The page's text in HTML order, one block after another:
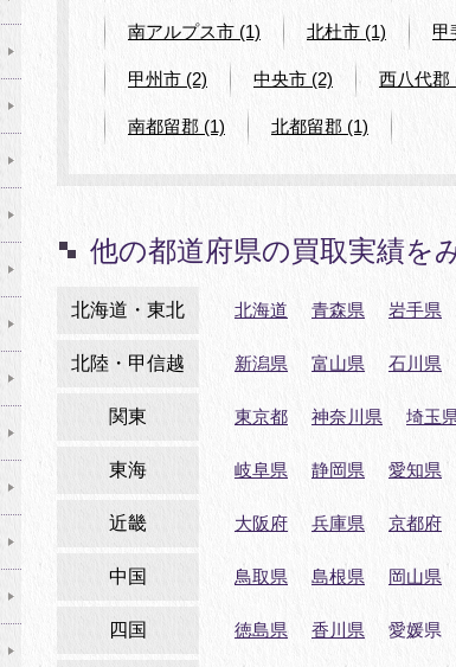
南アルプス市 (1) 北杜市 (1) 甲
甲州市 (2) 中央市 (2) 西八代郡
南都留郡 (1) 北都留郡 (1)
他の都道府県の買取実績を
北海道・東北 北海道 青森県 岩手県
北陸・甲信越 新潟県 富山県 石川県
関東 東京都 神奈川県 埼玉
東海 岐阜県 静岡県 愛知県
近畿 大阪府 兵庫県 京都府
中国 鳥取県 島根県 岡山県
四国 徳島県 香川県 愛媛県